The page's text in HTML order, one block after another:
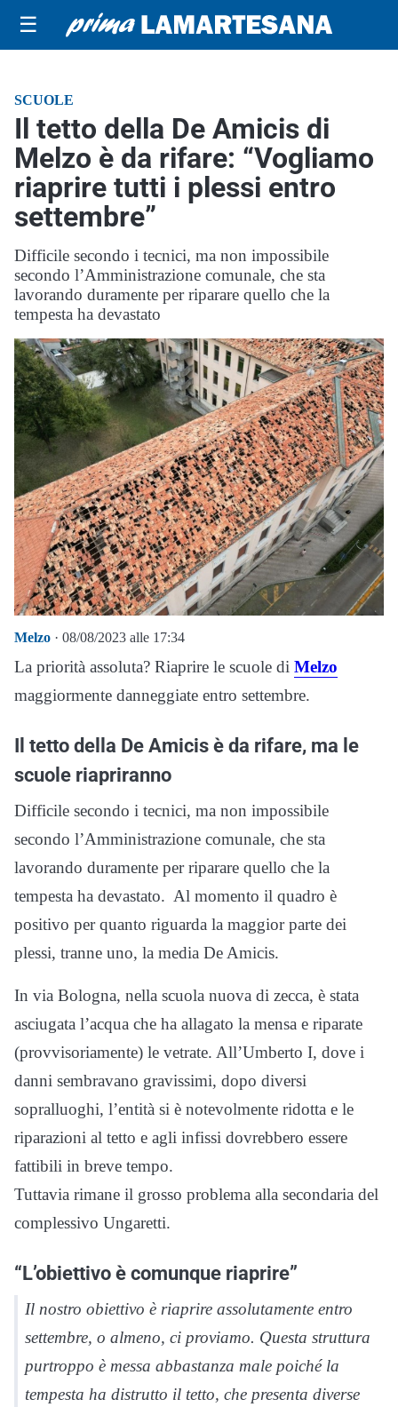
☰
SCUOLE
Il tetto della De Amicis di
Melzo è da rifare: “Vogliamo
riaprire tutti i plessi entro
settembre”
Difficile secondo i tecnici, ma non impossibile
secondo l’Amministrazione comunale, che sta
lavorando duramente per riparare quello che la
tempesta ha devastato
Melzo · 08/08/2023 alle 17:34
La priorità assoluta? Riaprire le scuole di Melzo
maggiormente danneggiate entro settembre.
Il tetto della De Amicis è da rifare, ma le
scuole riapriranno
Difficile secondo i tecnici, ma non impossibile
secondo l’Amministrazione comunale, che sta
lavorando duramente per riparare quello che la
tempesta ha devastato. Al momento il quadro è
positivo per quanto riguarda la maggior parte dei
plessi, tranne uno, la media De Amicis.
In via Bologna, nella scuola nuova di zecca, è stata
asciugata l’acqua che ha allagato la mensa e riparate
(provvisoriamente) le vetrate. All’Umberto I, dove i
danni sembravano gravissimi, dopo diversi
sopralluoghi, l’entità si è notevolmente ridotta e le
riparazioni al tetto e agli infissi dovrebbero essere
fattibili in breve tempo.
Tuttavia rimane il grosso problema alla secondaria del
complessivo Ungaretti.
“L’obiettivo è comunque riaprire”
Il nostro obiettivo è riaprire assolutamente entro
settembre, o almeno, ci proviamo. Questa struttura
purtroppo è messa abbastanza male poiché la
tempesta ha distrutto il tetto, che presenta diverse